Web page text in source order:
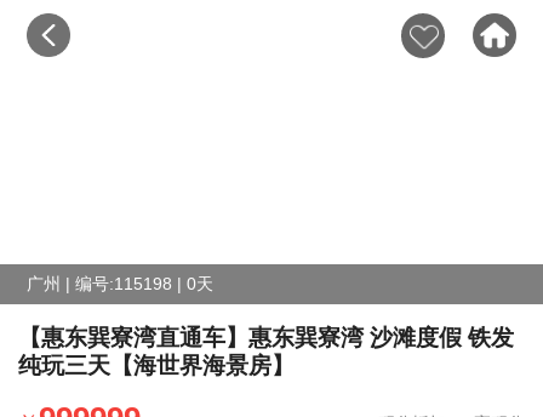
广州 | 编号:115198 | 0天
【惠东巽寮湾直通车】惠东巽寮湾 沙滩度假 铁发
纯玩三天【海世界海景房】